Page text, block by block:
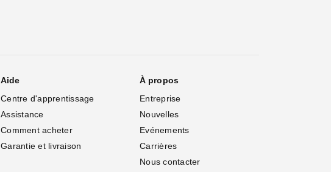
Aide
Centre d'apprentissage
Assistance
Comment acheter
Garantie et livraison
À propos
Entreprise
Nouvelles
Evénements
Carrières
Nous contacter